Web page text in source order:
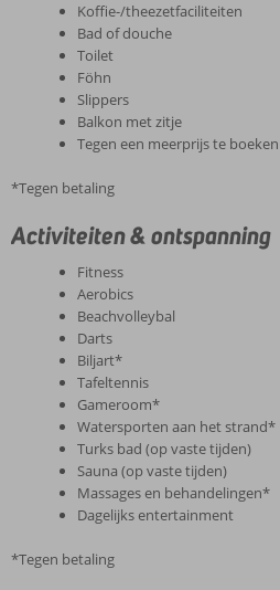
Koffie-/theezetfaciliteiten
Bad of douche
Toilet
Föhn
Slippers
Balkon met zitje
Tegen een meerprijs te
*Tegen betaling
Activiteiten & ontspanning
Fitness
Aerobics
Beachvolleybal
Darts
Biljart*
Tafeltennis
Gameroom*
Watersporten aan het strand*
Turks bad (op vaste tijden)
Sauna (op vaste tijden)
Massages en behandelingen*
Dagelijks entertainment
*Tegen betaling